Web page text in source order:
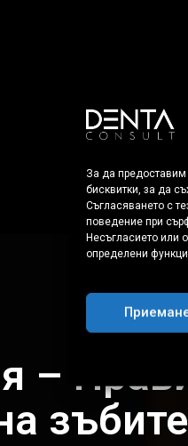
За да предоставим
бисквитки, за да
Съгласяването с
поведение при
Несъгласието или
определени
–
зъбите